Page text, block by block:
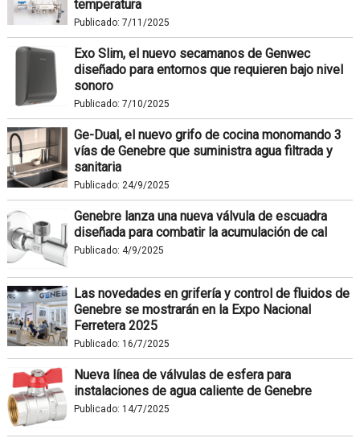
temperatura
Publicado: 7/11/2025
Exo Slim, el nuevo secamanos de Genwec
diseñado para entornos que requieren bajo nivel
sonoro
Publicado: 7/10/2025
Ge-Dual, el nuevo grifo de cocina monomando 3
vías de Genebre que suministra agua filtrada y
sanitaria
Publicado: 24/9/2025
Genebre lanza una nueva válvula de escuadra
diseñada para combatir la acumulación de cal
Publicado: 4/9/2025
Las novedades en grifería y control de fluidos de
Genebre se mostrarán en la Expo Nacional
Ferretera 2025
Publicado: 16/7/2025
Nueva línea de válvulas de esfera para
instalaciones de agua caliente de Genebre
Publicado: 14/7/2025